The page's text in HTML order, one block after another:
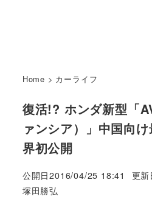
Home > カーライフ
復活!? ホンダ新型「
ァンシア）」中国向
界初公開
公開日2016/04/25 18:41 更新
著
塚田勝弘